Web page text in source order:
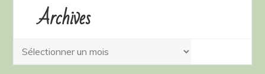
Archives
Archives